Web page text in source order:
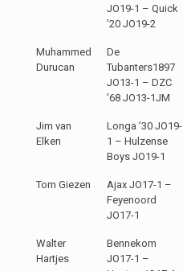
JO19-1 – Quick
’20 JO19-2
Muhammed
Durucan
De
Tubanters1897
JO13-1 – DZC
’68 JO13-1JM
Jim van
Elken
Longa ’30 JO19-
1 – Hulzense
Boys JO19-1
Tom Giezen
Ajax JO17-1 –
Feyenoord
JO17-1
Walter
Hartjes
Bennekom
JO17-1 –